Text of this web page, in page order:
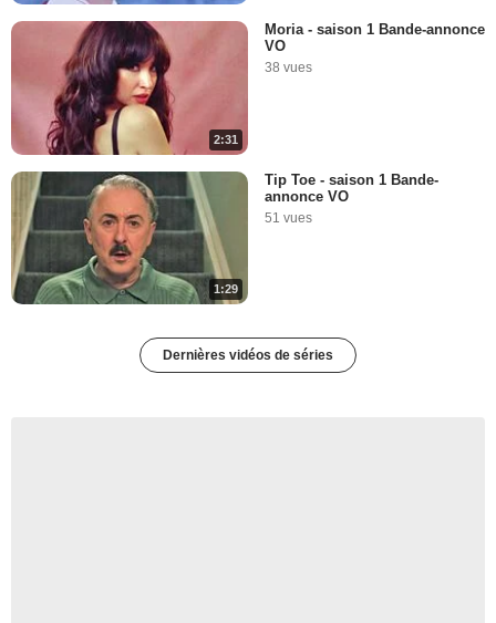
2:31
Moria - saison 1 Bande-annonce
VO
38 vues
1:29
Tip Toe - saison 1 Bande-
annonce VO
51 vues
Dernières vidéos de séries